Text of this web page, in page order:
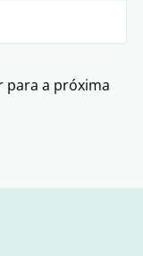
para a próxima